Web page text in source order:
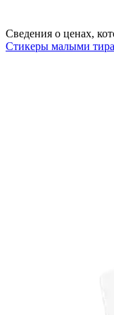
Сведения о ценах,
Стикеры малыми